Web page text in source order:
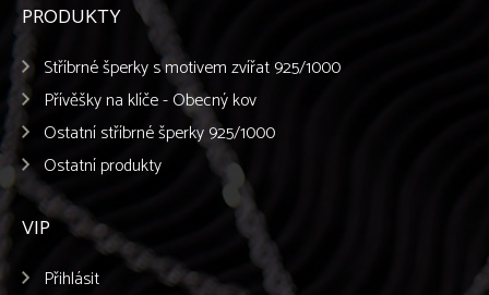
PRODUKTY
Stříbrné šperky s motivem zvířat 925/1000
Přívěšky na klíče - Obecný kov
Ostatní stříbrné šperky 925/1000
Ostatní produkty
VIP
Přihlásit